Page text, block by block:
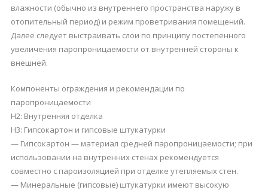
влажности (обычно из внутреннего пространства наружу в
отопительный период) и режим проветривания помещений.
Далее следует выстраивать слои по принципу постепенного
увеличения паропроницаемости от внутренней стороны к
внешней.
Компоненты ограждения и рекомендации по
паропроницаемости
H2: Внутренняя отделка
H3: Гипсокартон и гипсовые штукатурки
— Гипсокартон — материал средней паропроницаемости; при
использовании на внутренних стенах рекомендуется
совместно с пароизоляцией при отделке утепляемых стен.
— Минеральные (гипсовые) штукатурки имеют высокую